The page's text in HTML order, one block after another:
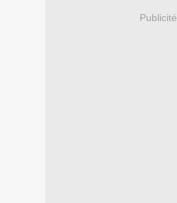
Publicité